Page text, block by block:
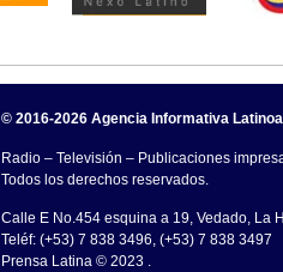
© 2016-2026 Agencia Informativa
Radio – Televisión – Publicaciones
Todos los derechos reservados.
Calle E No.454 esquina a 19, Vedado, La
Teléf: (+53) 7 838 3496, (+53) 7 838 3497
Prensa Latina © 2023 .